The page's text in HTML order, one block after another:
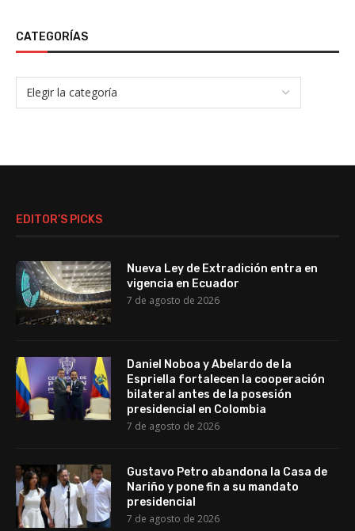
CATEGORÍAS
EDITOR’S PICKS
Nueva Ley de Extradición entra en
vigencia en Ecuador
7 de agosto de 2026
Daniel Noboa y Abelardo de la
Espriella fortalecen la cooperación
bilateral antes de la posesión
presidencial en Colombia
7 de agosto de 2026
Gustavo Petro abandona la Casa de
Nariño y pone fin a su mandato
presidencial
7 de agosto de 2026